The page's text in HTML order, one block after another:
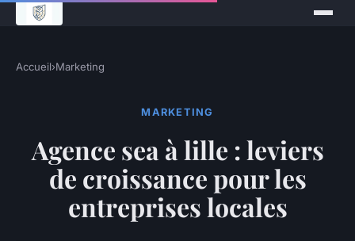
Accueil›Marketing
MARKETING
Agence sea à lille : leviers
de croissance pour les
entreprises locales